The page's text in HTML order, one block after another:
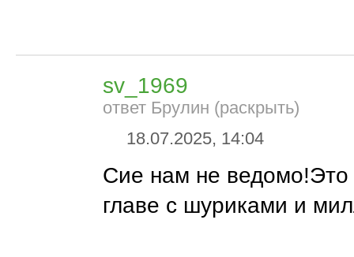
sv_1969
ответ Брулин (раскрыть)
18.07.2025, 14:04
Сие нам не ведомо!Это
главе с шуриками и